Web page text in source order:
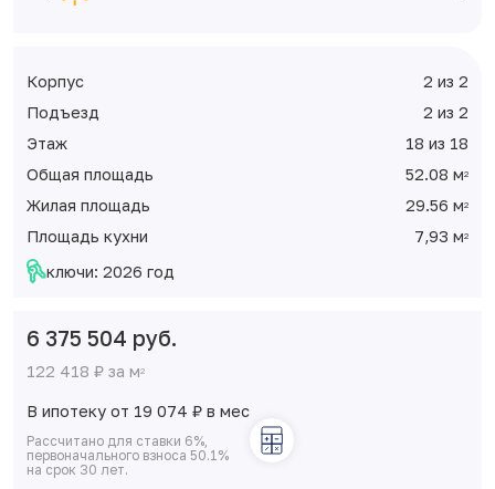
Корпус
2 из 2
Подъезд
2 из 2
Этаж
18 из 18
Общая площадь
52.08 м
Жилая площадь 29.56 м
Площадь кухни 7,93 м
ключи: 2026 год
6 375 504 руб.
122 418 ₽ за м
В ипотеку от 19 074 ₽ в мес
Рассчитано для ставки 6%,
первоначального взноса 50.1%
на срок 30 лет.